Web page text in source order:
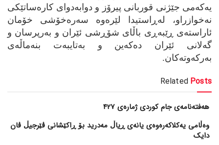
یه‌که‌می جێژنی قوربانی پیرۆز و دوابه‌دوای کاره‌ساتێکی
نه‌خوازراو، له‌ڕاستیدا لێره‌وه‌ سه‌ره‌خۆشی خۆمان
ئاراسته‌ی ڕێبه‌ڕی باڵای شۆڕشی ئێران و به‌رپرسان و
گه‌لانی ئێران ده‌که‌ین و به‌تایبه‌ت بنه‌ماڵه‌ی
به‌رکه‌وته‌کان.
Related Posts
هەفتەنامەی جام کوردی ژمارەی 427
وەڵامی یەکلاکەرەوەی یانەی ڕیاڵ مەدرید بۆ ڕاکێشانی ڤێرجیڵ ڤان
دایک